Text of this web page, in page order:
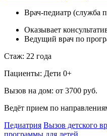
Врач-педиатр (служба
Оказывает
Ведущий врач по
Стаж: 22 года
Пациенты: Дети 0+
Вызов на дом: от 3700 руб.
Ведёт прием по
Педиатрия Вызов детского
программы для детей